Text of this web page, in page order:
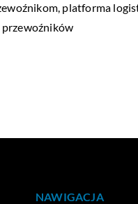
platforma
przewoźników
NAWIGACJA